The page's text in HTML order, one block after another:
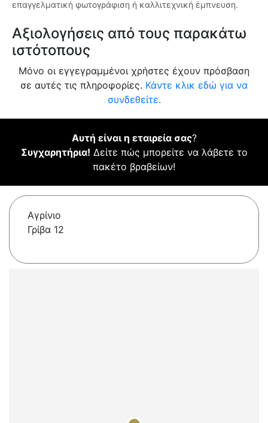
επαγγελματική φωτογράφιση ή καλλιτεχνική έμπνευση.
Αξιολογήσεις από τους παρακάτω
ιστότοπους
Μόνο οι εγγεγραμμένοι χρήστες έχουν πρόσβαση
σε αυτές τις πληροφορίες. Κάντε κλικ εδώ για να
συνδεθείτε.
Αυτή είναι η εταιρεία σας?
Συγχαρητήρια! Δείτε πώς μπορείτε να λάβετε το
πακέτο βραβείων!
Αγρίνιο
Γρίβα 12